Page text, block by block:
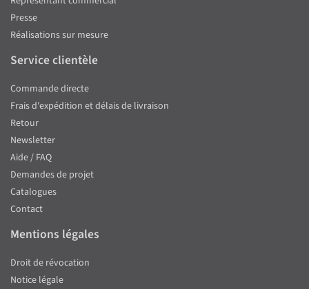
Presse
Réalisations sur mesure
Service clientèle
Commande directe
Frais d'expédition et délais de livraison
Retour
Newsletter
Aide / FAQ
Demandes de projet
Catalogues
Contact
Mentions légales
Droit de révocation
Notice légale